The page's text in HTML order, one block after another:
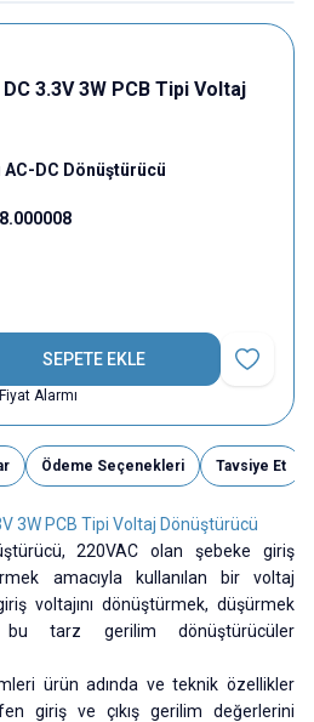
3.3V 3W PCB Tipi Voltaj
AC-DC Dönüştürücü
SEPETE EKLE
Favoriye
Fiyat Alarmı
Ödeme Seçenekleri Tavsiye Et
3W PCB Tipi Voltaj Dönüştürücü
220VAC olan şebeke giriş
amacıyla kullanılan bir voltaj
voltajını dönüştürmek, düşürmek
bu tarz gerilim dönüştürücüler
ürün adında ve teknik özellikler
giriş ve çıkış gerilim değerlerini